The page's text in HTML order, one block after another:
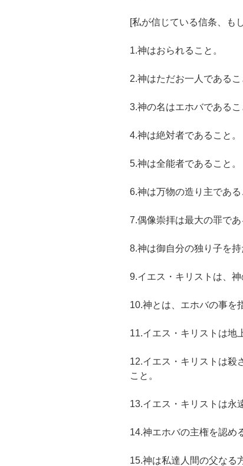
[私が信じている信条、も
1.神はおられること。
2.神はただお一人であるこ
3.神の名はエホバであるこ
4.神は絶対者であること。
5.神は全能者であること。
6.神は万物の造り主である
7.偶像崇拝は最大の罪であ
8.神は御自分の独り子を持
9.イエス・キリストは、神
10.神とは、エホバの事を
11.イエス・キリストは地
12.イエス・キリストは殺
こと。
13.イエス・キリストは永
14.神エホバの主権を認め
15.神は私達人間の父なる